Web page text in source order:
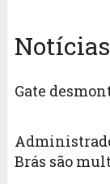
Gate
Brás são